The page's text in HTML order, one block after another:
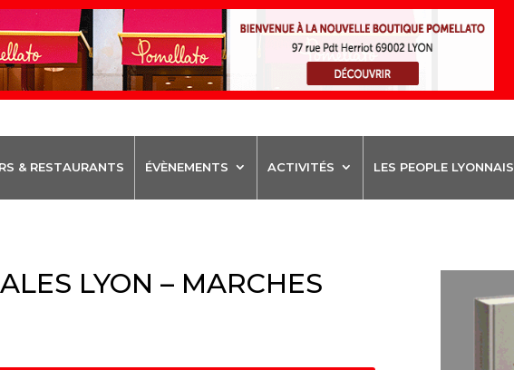
& RESTAURANTS ÉVÈNEMENTS ACTIVITÉS LES PEOPLE LYONNAIS
LYON – MARCHES